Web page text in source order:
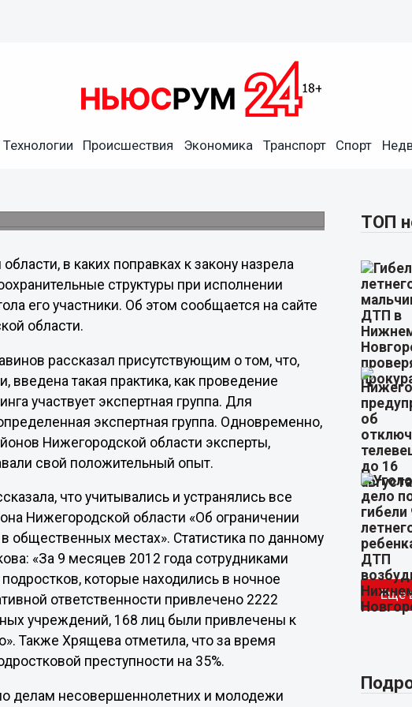
Технологии Происшествия Экономика Транспорт Спорт
и представители
«социального» и
в каких поправках к закону назрела
структуры при исполнении
его участники. Об этом сообщается на сайте
области.
рассказал присутствующим о том, что,
введена такая практика, как проведение
участвует экспертная группа. Для
экспертная группа. Одновременно,
Нижегородской области эксперты,
свой положительный опыт.
что учитывались и устранялись все
Нижегородской области «Об ограничении
общественных местах». Статистика по данному
«За 9 месяцев 2012 года сотрудниками
которые находились в ночное
ответственности привлечено 2222
учреждений, 168 лиц были привлечены к
Также Хрящева отметила, что за время
преступности на 35%.
делам несовершеннолетних и молодежи
ТОП
Еще